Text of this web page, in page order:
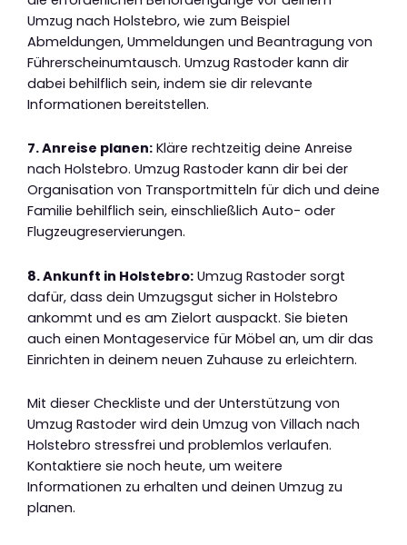
Umzug nach Holstebro, wie zum Beispiel
Abmeldungen, Ummeldungen und Beantragung von
Führerscheinumtausch. Umzug Rastoder kann dir
dabei behilflich sein, indem sie dir relevante
Informationen bereitstellen.
7. Anreise planen: Kläre rechtzeitig deine Anreise
nach Holstebro. Umzug Rastoder kann dir bei der
Organisation von Transportmitteln für dich und deine
Familie behilflich sein, einschließlich Auto- oder
Flugzeugreservierungen.
8. Ankunft in Holstebro: Umzug Rastoder sorgt
dafür, dass dein Umzugsgut sicher in Holstebro
ankommt und es am Zielort auspackt. Sie bieten
auch einen Montageservice für Möbel an, um dir das
Einrichten in deinem neuen Zuhause zu erleichtern.
Mit dieser Checkliste und der Unterstützung von
Umzug Rastoder wird dein Umzug von Villach nach
Holstebro stressfrei und problemlos verlaufen.
Kontaktiere sie noch heute, um weitere
Informationen zu erhalten und deinen Umzug zu
planen.